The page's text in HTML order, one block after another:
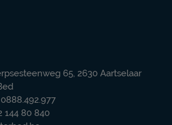
65, 2630 Aartselaar
144 80 840